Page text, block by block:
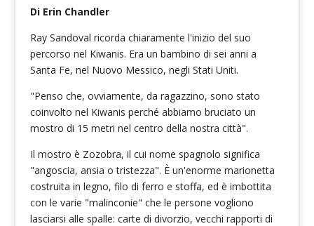
Di Erin Chandler
Ray Sandoval ricorda chiaramente l'inizio del suo
percorso nel Kiwanis. Era un bambino di sei anni a
Santa Fe, nel Nuovo Messico, negli Stati Uniti.
"Penso che, ovviamente, da ragazzino, sono stato
coinvolto nel Kiwanis perché abbiamo bruciato un
mostro di 15 metri nel centro della nostra città".
Il mostro è Zozobra, il cui nome spagnolo significa
"angoscia, ansia o tristezza". È un'enorme marionetta
costruita in legno, filo di ferro e stoffa, ed è imbottita
con le varie "malinconie" che le persone vogliono
lasciarsi alle spalle: carte di divorzio, vecchi rapporti di